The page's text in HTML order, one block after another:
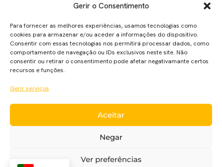
Gerir o Consentimento
Para fornecer as melhores experiências, usamos tecnologias como
cookies para armazenar e/ou aceder a informações do dispositivo.
Consentir com essas tecnologias nos permitirá processar dados, como
comportamento de navegação ou IDs exclusivos neste site. Não
consentir ou retirar o consentimento pode afetar negativamante certos
recursos e funções.
Gerir serviços
Aceitar
Negar
Ver preferências
A nova série mexicana da Netflix intitulada de “Diário de um
Gigolô”, está a causar furor e a levantar muitas questões
Sebastian Ortéga leva-nos através de da vida de um